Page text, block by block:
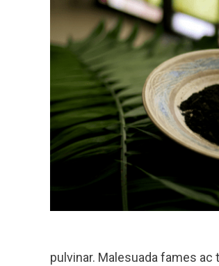
pulvinar. Malesuada fames